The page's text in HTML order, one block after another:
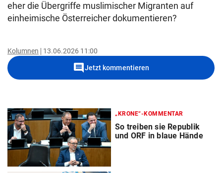
eher die Übergriffe muslimischer Migranten auf
einheimische Österreicher dokumentieren?
Kolumnen 13.06.2026 11:00
commentJetzt kommentieren
„KRONE“-KOMMENTAR
So treiben sie Republik
und ORF in blaue Hände